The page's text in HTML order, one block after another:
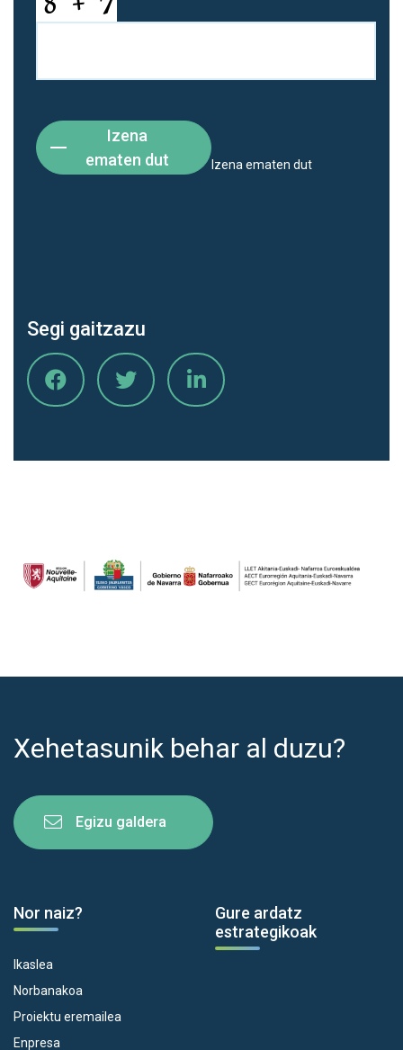
Izena
ematen dut
Izena ematen dut
Segi gaitzazu
Xehetasunik behar al duzu?
Egizu galdera
Nor naiz?
Ikaslea
Norbanakoa
Proiektu eremailea
Enpresa
Gure ardatz
estrategikoak